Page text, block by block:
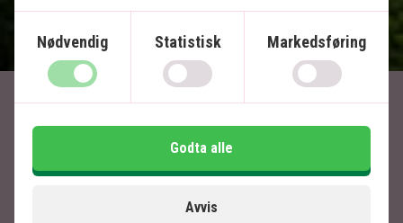
Pris pr.
27.995kr. Les mer
Artikler relatert til Costa
Rica
Nødvendig Statistisk Markedsføring
Avvis
Godta alle